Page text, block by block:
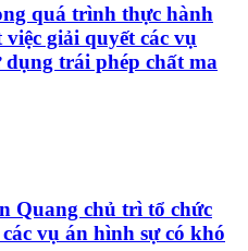
quá trình thực hành
giải quyết các vụ
dụng trái phép chất ma
Quang chủ trì tổ chức
vụ án hình sự có khó